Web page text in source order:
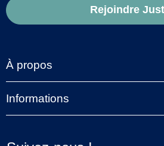
Rejoindre
À propos
Informations